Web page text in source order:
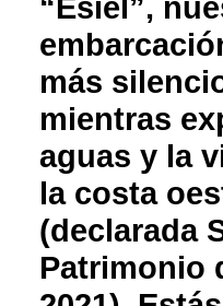
“Esiel”,
más
mientras
aguas y la
la costa
(declarada
Patrimonio